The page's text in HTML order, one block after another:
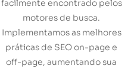
facilmente encontrado pelos
motores de busca.
Implementamos as melhores
práticas de SEO on-page e
off-page, aumentando sua